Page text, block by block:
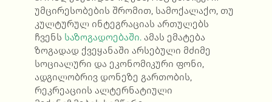
უმცირესობების შრომით, სამოქალაქო, თუ
კულტურულ ინტეგრაციას ართულებს
ჩვენს საზოგადოებაში.ამას ემატება
ზოგადად ქვეყანაში არსებული მძიმე
სოციალური და ეკონომიკური ფონი,
ადგილობრივ დონეზე გართობის,
რეკრეაციის ალტერნატიული